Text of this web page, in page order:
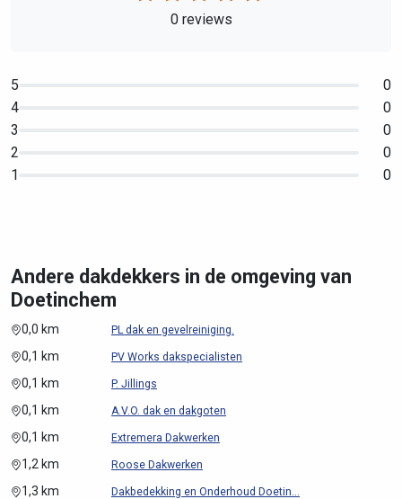
0 reviews
5
0
4
0
3
0
2
0
1
0
Andere dakdekkers in de omgeving van
Doetinchem
0,0 km PL dak en gevelreiniging.
0,1 km PV Works dakspecialisten
0,1 km P. Jillings
0,1 km A.V.O. dak en dakgoten
0,1 km Extremera Dakwerken
1,2 km Roose Dakwerken
1,3 km Dakbedekking en Onderhoud Doetin...